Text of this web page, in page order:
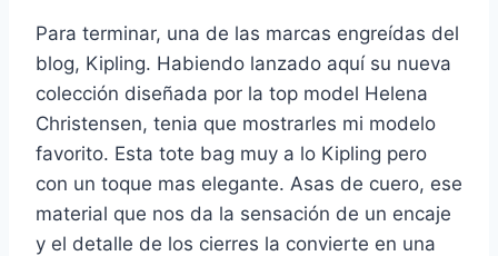
Para terminar, una de las marcas engreídas del
blog, Kipling. Habiendo lanzado aquí su nueva
colección diseñada por la top model Helena
Christensen, tenia que mostrarles mi modelo
favorito. Esta tote bag muy a lo Kipling pero
con un toque mas elegante. Asas de cuero, ese
material que nos da la sensación de un encaje
y el detalle de los cierres la convierte en una